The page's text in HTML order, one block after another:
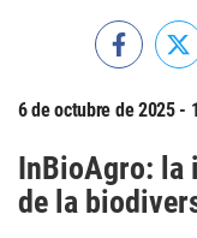
6 de octubre de 2025 -
InBioAgro: la
de la